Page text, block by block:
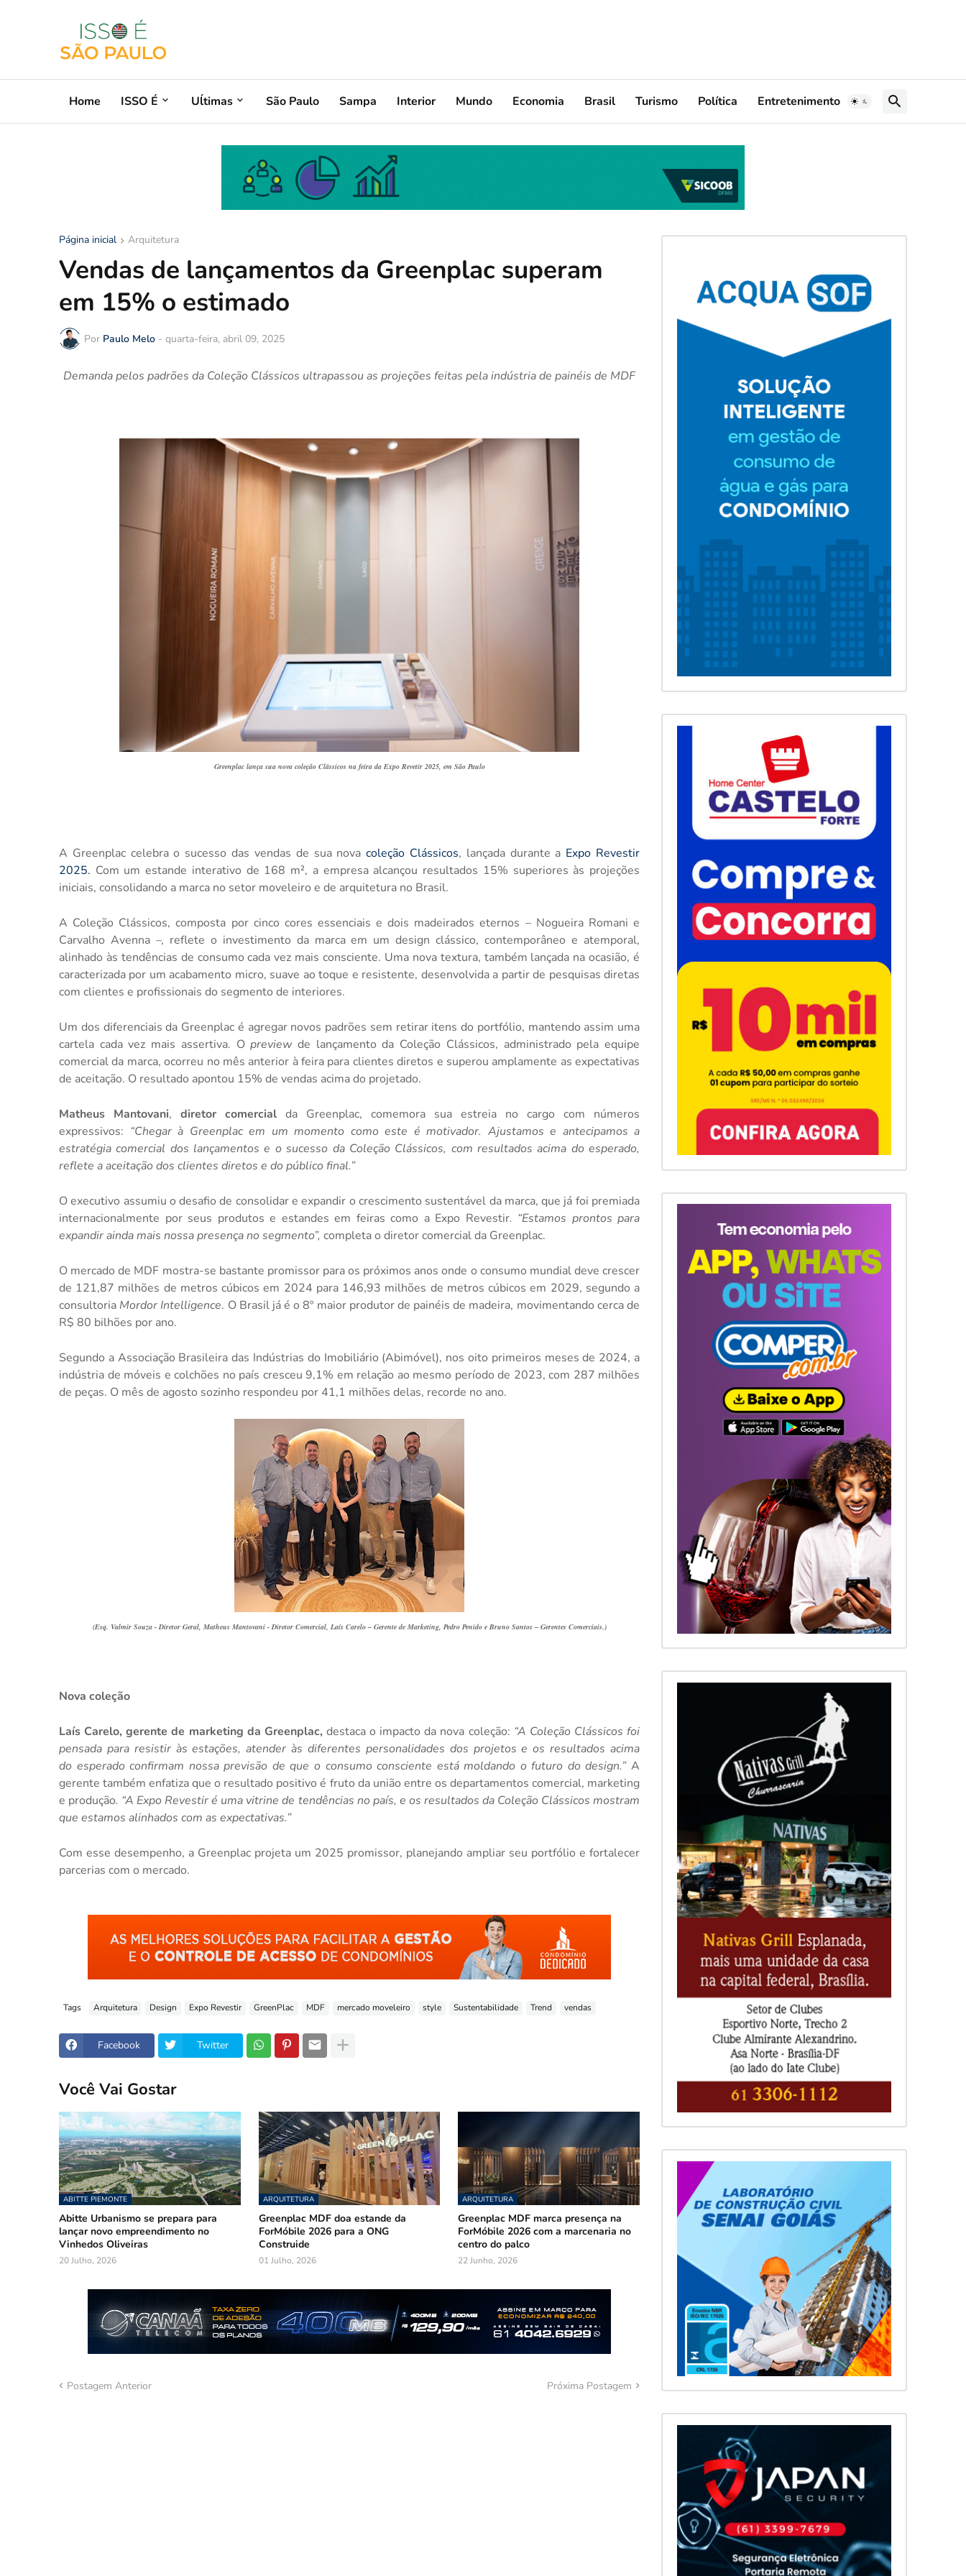
Home ISSO É Uĺtimas São Paulo Sampa Interior Mundo Economia Brasil Turismo Política Entretenimento
Página inicial Arquitetura
Vendas de lançamentos da Greenplac superam
em 15% o estimado
Por Paulo Melo - quarta-feira, abril 09, 2025
Demanda pelos padrões da Coleção Clássicos ultrapassou as projeções feitas pela indústria de painéis de MDF
Greenplac lança sua nova coleção Clássicos na feira da Expo Revetir 2025, em São Paulo
A Greenplac celebra o sucesso das vendas de sua novacoleção Clássicos, lançada durante a Expo Revestir
2025. Com um estande interativo de 168 m², a empresa alcançou resultados 15% superiores às projeções
iniciais, consolidando a marca no setor moveleiro e de arquitetura no Brasil.
A Coleção Clássicos, composta por cinco cores essenciais e dois madeirados eternos – Nogueira Romani e
Carvalho Avenna –, reflete o investimento da marca em um design clássico, contemporâneo e atemporal,
alinhado às tendências de consumo cada vez mais consciente. Uma nova textura, também lançada na ocasião, é
caracterizada por um acabamento micro, suave ao toque e resistente, desenvolvida a partir de pesquisas diretas
com clientes e profissionais do segmento de interiores.
Um dos diferenciais da Greenplac é agregar novos padrões sem retirar itens do portfólio, mantendo assim uma
cartela cada vez mais assertiva. Opreviewde lançamento da Coleção Clássicos, administrado pela equipe
comercial da marca, ocorreu no mês anterior à feira para clientes diretos e superou amplamente as expectativas
de aceitação. O resultado apontou 15% de vendas acima do projetado.
Matheus Mantovani, diretor comercial da Greenplac, comemora sua estreia no cargo com números
expressivos: “Chegar à Greenplac em um momento como este é motivador. Ajustamos e antecipamos a
estratégia comercial dos lançamentos e o sucesso da Coleção Clássicos, com resultados acima do esperado,
reflete a aceitação dos clientes diretos e do público final.”
O executivo assumiu o desafio de consolidar e expandir o crescimento sustentável da marca, que já foi premiada
internacionalmente por seus produtos e estandes em feiras como a Expo Revestir. “Estamos prontos para
expandir ainda mais nossa presença no segmento”, completa o diretor comercial da Greenplac.
O mercado de MDF mostra-se bastante promissor para os próximos anos onde o consumo mundial deve crescer
de 121,87 milhões de metros cúbicos em 2024 para 146,93 milhões de metros cúbicos em 2029, segundo a
consultoria Mordor Intelligence. O Brasil já é o 8º maior produtor de painéis de madeira, movimentando cerca de
R$ 80 bilhões por ano.
Segundo a Associação Brasileira das Indústrias do Imobiliário (Abimóvel), nos oito primeiros meses de 2024, a
indústria de móveis e colchões no país cresceu 9,1% em relação ao mesmo período de 2023, com 287 milhões
de peças. O mês de agosto sozinho respondeu por 41,1 milhões delas, recorde no ano.
(Esq. Valmir Souza - Diretor Geral, Matheus Mantovani - Diretor Comercial, Laís Carelo – Gerente de Marketing, Pedro Penido e Bruno Santos – Gerentes Comerciais.)
Nova coleção
Laís Carelo, gerente de marketing da Greenplac,destaca o impacto da nova coleção: “A Coleção Clássicos foi
pensada para resistir às estações, atender às diferentes personalidades dos projetos e os resultados acima
do esperado confirmam nossa previsão de que o consumo consciente está moldando o futuro do design.”A
gerente também enfatiza que o resultado positivo é fruto da união entre os departamentos comercial, marketing
e produção. “A Expo Revestir é uma vitrine de tendências no país, e os resultados da Coleção Clássicos mostram
que estamos alinhados com as expectativas.”
Com esse desempenho, a Greenplac projeta um 2025 promissor, planejando ampliar seu portfólio e fortalecer
parcerias com o mercado.
Tags Arquitetura Design Expo Revestir GreenPlac MDF mercado moveleiro style Sustentabilidade Trend vendas
Facebook Twitter
Você Vai Gostar
ABITTE PIEMONTE
Abitte Urbanismo se prepara para
lançar novo empreendimento no
Vinhedos Oliveiras
20 Julho, 2026
ARQUITETURA
Greenplac MDF doa estande da
ForMóbile 2026 para a ONG
Construide
01 Julho, 2026
ARQUITETURA
Greenplac MDF marca presença na
ForMóbile 2026 com a marcenaria no
centro do palco
22 Junho, 2026
Postagem Anterior Próxima Postagem